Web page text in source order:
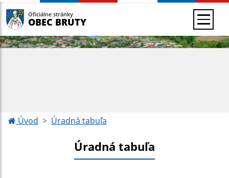
Oficiálne stránky
OBEC BRUTY
Úvod Úradná tabuľa
Úradná tabuľa